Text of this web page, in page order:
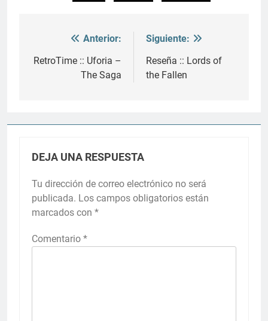
Navegación
de
Anterior:
RetroTime :: Uforia –
The Saga
Siguiente:
Reseña :: Lords of
the Fallen
DEJA UNA RESPUESTA
Tu dirección de correo electrónico no será
publicada. Los campos obligatorios están
marcados con *
Comentario *